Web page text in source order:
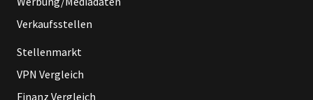
Verkaufsstellen
Stellenmarkt
VPN Vergleich
Finanz Vergleich